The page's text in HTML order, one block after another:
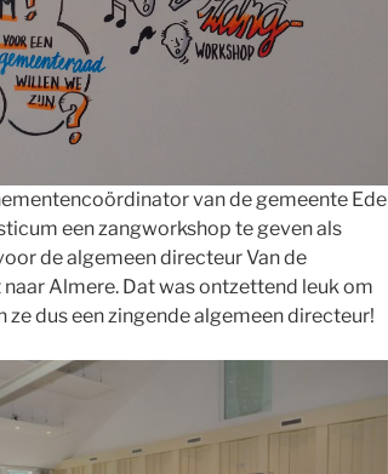
van de gemeente Ede
een zangworkshop te geven als
de algemeen directeur Van de
Almere. Dat was ontzettend leuk om
ze dus een zingende algemeen directeur!